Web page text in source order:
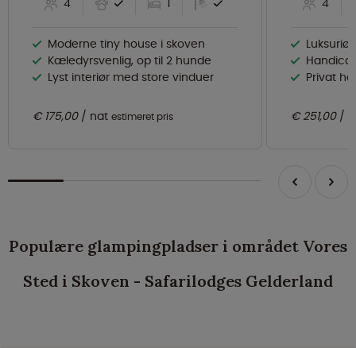
4
1
Moderne tiny house i skoven
Kæledyrsvenlig, op til 2 hunde
Lyst interiør med store vinduer
€ 175,00 nat estimeret pris
4
Privat
€ 251,00
Populære glampingpladser i området Vores
Sted i Skoven - Safarilodges Gelderland